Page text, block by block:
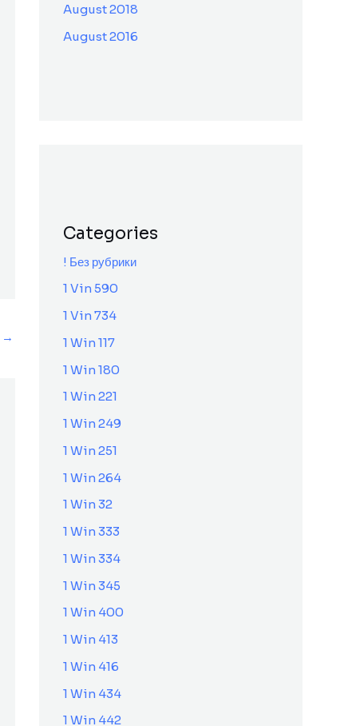
→
August 2018
August 2016
Categories
! Без рубрики
1 Vin 590
1 Vin 734
1 Win 117
1 Win 180
1 Win 221
1 Win 249
1 Win 251
1 Win 264
1 Win 32
1 Win 333
1 Win 334
1 Win 345
1 Win 400
1 Win 413
1 Win 416
1 Win 434
1 Win 442